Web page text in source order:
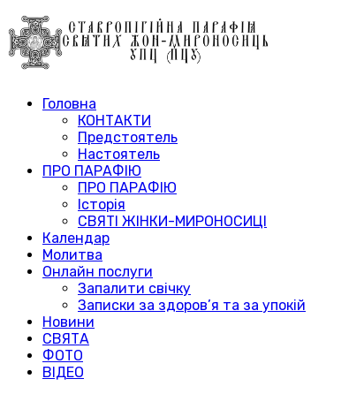
Головна
КОНТАКТИ
Предстоятель
Настоятель
ПРО ПАРАФІЮ
ПРО ПАРАФІЮ
Історія
СВЯТІ ЖІНКИ-МИРОНОСИЦІ
Календар
Молитва
Онлайн послуги
Запалити свічку
Записки за здоров’я та за упокій
Новини
СВЯТА
ФОТО
ВІДЕО